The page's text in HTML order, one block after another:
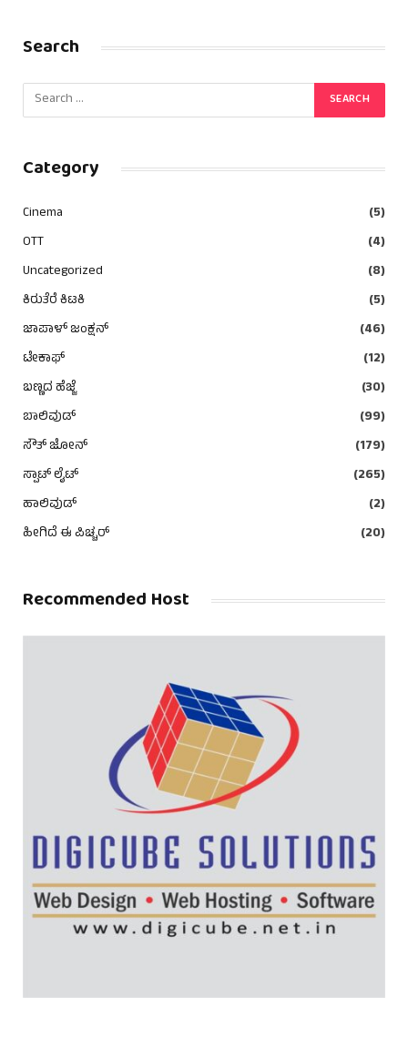
Search
Category
Cinema
(5)
OTT
(4)
Uncategorized
(8)
ಕಿರುತೆರೆ ಕಿಟಕಿ
(5)
ಜಾಪಾಳ್ ಜಂಕ್ಷನ್
(46)
ಟೇಕಾಫ್
(12)
ಬಣ್ಣದ ಹೆಜ್ಜೆ
(30)
ಬಾಲಿವುಡ್
(99)
ಸೌತ್ ಜೋನ್
(179)
ಸ್ಪಾಟ್ ಲೈಟ್
(265)
ಹಾಲಿವುಡ್
(2)
ಹೀಗಿದೆ ಈ ಪಿಚ್ಚರ್
(20)
Recommended Host